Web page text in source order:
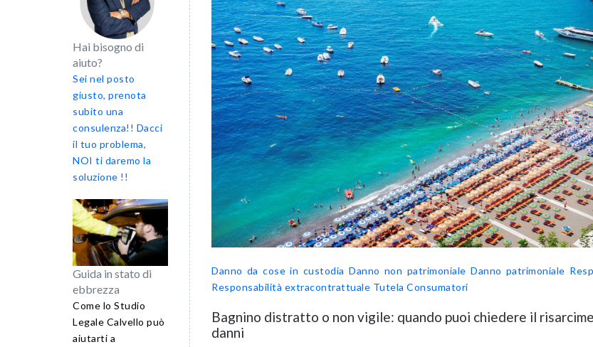
Hai bisogno di
aiuto?
Sei nel posto
giusto, prenota
subito una
consulenza!! Dacci
il tuo problema,
NOI ti daremo la
soluzione !!
Guida in stato di
ebbrezza
Come lo Studio
Legale Calvello può
aiutarti a
Danno da cose in custodia Danno non patrimoniale Danno patrimoniale
Responsabilità extracontrattuale Tutela Consumatori
Bagnino distratto o non vigile: quando puoi chiedere il
danni